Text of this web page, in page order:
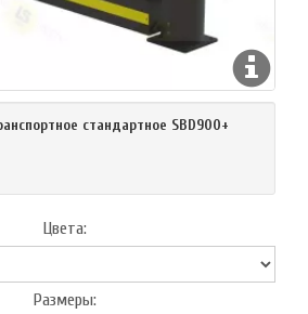
стандартное SBD900+
Цвета:
Размеры: